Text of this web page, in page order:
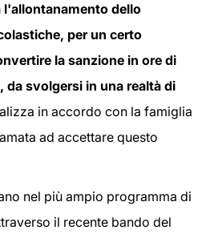
l'allontanamento dello
per un certo
la sanzione in ore di
svolgersi in una realtà di
in accordo con la famiglia
ad accettare questo
nel più ampio programma di
il recente bando del